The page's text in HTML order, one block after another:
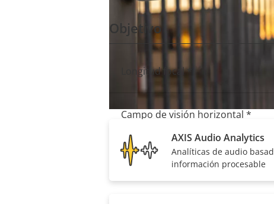
Objetivo
Descripción
Longitud focal *
Campo de visión horizontal *
Campo de visión vertical *
Haga que su
Incluido
AXIS Audio Analytics
Analíticas de audio
información procesable